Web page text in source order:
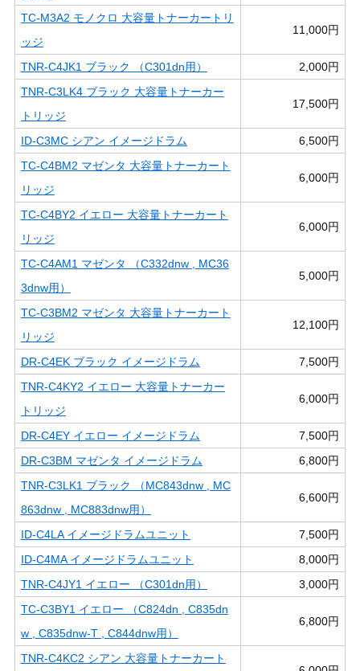
TC-M3A2 モノクロ 大容量トナーカートリ
ッジ
11,000円
TNR-C4JK1 ブラック （C301dn用）
2,000円
TNR-C3LK4 ブラック 大容量トナーカー
トリッジ
17,500円
ID-C3MC シアン イメージドラム
6,500円
TC-C4BM2 マゼンタ 大容量トナーカート
リッジ
6,000円
TC-C4BY2 イエロー 大容量トナーカート
リッジ
6,000円
TC-C4AM1 マゼンタ （C332dnw , MC36
3dnw用）
5,000円
TC-C3BM2 マゼンタ 大容量トナーカート
リッジ
12,100円
DR-C4EK ブラック イメージドラム
7,500円
TNR-C4KY2 イエロー 大容量トナーカー
トリッジ
6,000円
DR-C4EY イエロー イメージドラム
7,500円
DR-C3BM マゼンタ イメージドラム
6,800円
TNR-C3LK1 ブラック （MC843dnw , MC
863dnw , MC883dnw用）
6,600円
ID-C4LA イメージドラムユニット
7,500円
ID-C4MA イメージドラムユニット
8,000円
TNR-C4JY1 イエロー （C301dn用）
3,000円
TC-C3BY1 イエロー （C824dn , C835dn
w , C835dnw-T , C844dnw用）
6,800円
TNR-C4KC2 シアン 大容量トナーカート